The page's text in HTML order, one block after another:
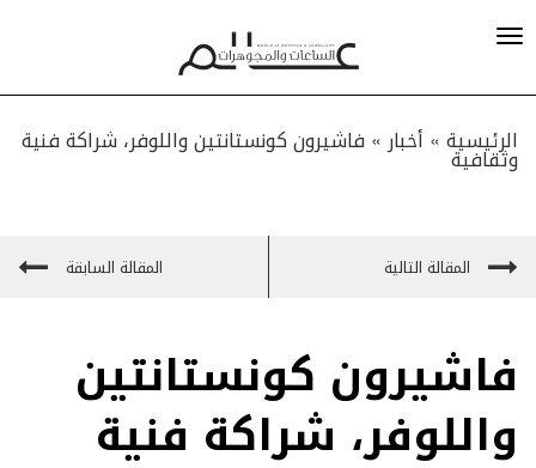
الرئيسية » أخبار» فاشيرون كونستانتين واللوفر، شراكة فنية
وثقافية
المقالة التالية المقالة السابقة
فاشيرون كونستانتين
واللوفر، شراكة فنية